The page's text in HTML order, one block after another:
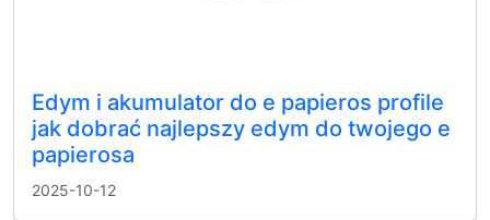
Edym i akumulator do e papieros profile
jak dobrać najlepszy edym do twojego e
papierosa
2025-10-12